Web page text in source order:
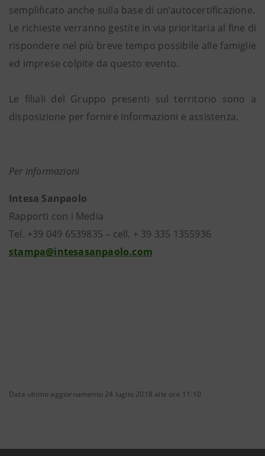
semplificato anche sulla base di un’autocertificazione.
Le richieste verranno gestite in via prioritaria al fine di
rispondere nel più breve tempo possibile alle famiglie
ed imprese colpite da questo evento.
Le filiali del Gruppo presenti sul territorio sono a
disposizione per fornire informazioni e assistenza.
Per informazioni
Intesa Sanpaolo
Rapporti con i Media
Tel. +39 049 6539835 – cell. + 39 335 1355936
stampa@intesasanpaolo.com
Data ultimo aggiornamento 24 luglio 2018 alle ore 11:10